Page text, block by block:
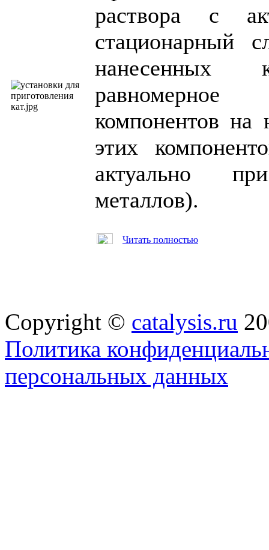
раствора с
стационарный
нанесенных
равномерное
компонентов на
этих
актуально
металлов).
Читать полностью
Copyright © catalysis.ru
Политика
персональных данных